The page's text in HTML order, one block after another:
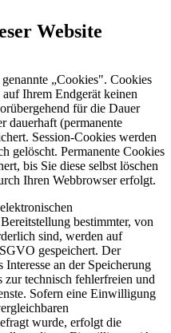
Website
„Cookies". Cookies
Ihrem Endgerät keinen
für die Dauer
dauerhaft (permanente
Session-Cookies werden
gelöscht. Permanente Cookies
bis Sie diese selbst löschen
Ihren Webbrowser erfolgt.
bestimmter, von
sind, werden auf
gespeichert. Der
Interesse an der Speicherung
technisch fehlerfreien und
Sofern eine Einwilligung
wurde, erfolgt die